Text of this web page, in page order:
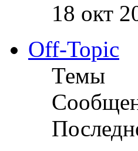
18 окт
Off-Topic
Темы